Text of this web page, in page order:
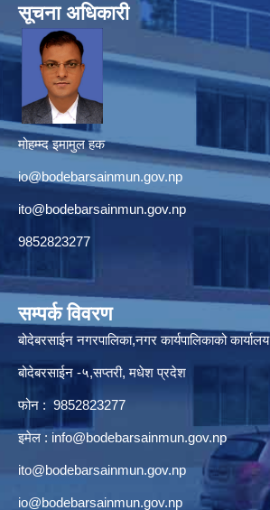
सूचना अधिकारी
मोहम्म्द इमामुल हक
io@bodebarsainmun.gov.np
ito@bodebarsainmun.gov.np
9852823277
सम्पर्क विवरण
बोदेबरसाईन नगरपालिका,नगर कार्यपालिकाको कार्यालय
बोदेबरसाईन -५,सप्तरी, मधेश प्रदेश
फोन : 9852823277
इमेल : info@bodebarsainmun.gov.np
ito@bodebarsainmun.gov.np
io@bodebarsainmun.gov.np